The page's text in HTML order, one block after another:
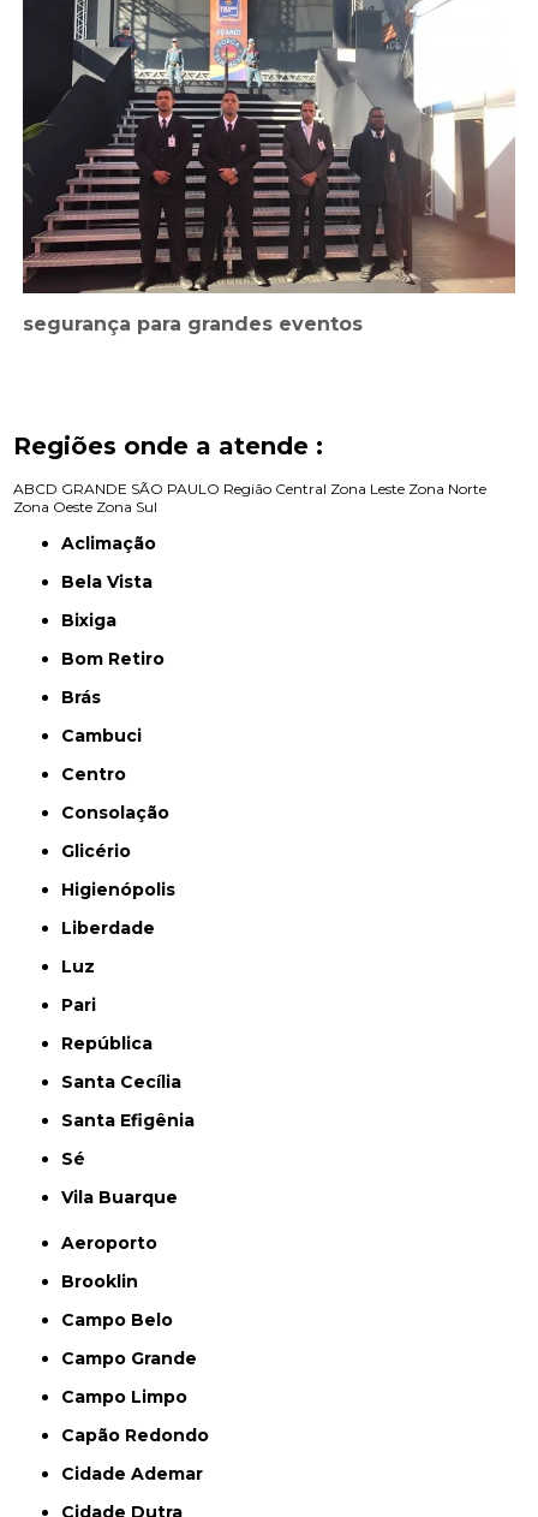
segurança para grandes eventos
Regiões onde a atende :
ABCD GRANDE SÃO PAULO Região Central Zona Leste Zona Norte
Zona Oeste Zona Sul
Aclimação
Bela Vista
Bixiga
Bom Retiro
Brás
Cambuci
Centro
Consolação
Glicério
Higienópolis
Liberdade
Luz
Pari
República
Santa Cecília
Santa Efigênia
Sé
Vila Buarque
Aeroporto
Brooklin
Campo Belo
Campo Grande
Campo Limpo
Capão Redondo
Cidade Ademar
Cidade Dutra